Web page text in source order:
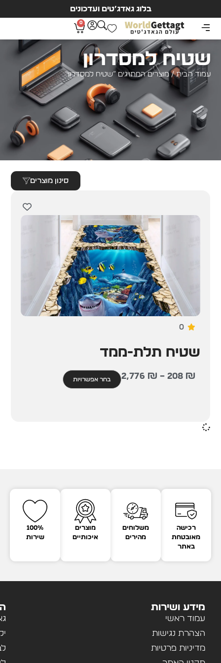
בלוג גאדג’טים ועדכונים
0
שטיח למסדרון
עמוד הבית/ מוצרים המתויגים “שטיח למסדרון”
סינון מוצרים
0
שטיח תלת-ממד
208 ₪
–
2,776 ₪ בחר אפשרויות
רכישה
מאובטחת
באתר
משלוחים
מהירים
מוצרים
איכותיים
100%
שירות
מידע ושירות
עמוד ראשי
הצהרת נגישות
מדיניות פרטיות